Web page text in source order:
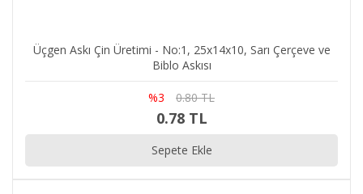
Üçgen Askı Çin Üretimi - No:1, 25x14x10, Sarı Çerçeve ve
Biblo Askısı
%3 0.80 TL
0.78 TL
Sepete Ekle